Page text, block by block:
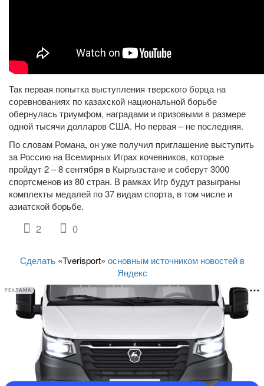
Так первая попытка выступления тверского борца на
соревнованиях по казахской национальной борьбе
обернулась триумфом, наградами и призовыми в размере
одной тысячи долларов США. Но первая – не последняя.
По словам Романа, он уже получил приглашение выступить
за Россию на Всемирных Играх кочевников, которые
пройдут 2 – 8 сентября в Кыргызстане и соберут 3000
спортсменов из 80 стран. В рамках Игр будут разыграны
комплекты медалей по 37 видам спорта, в том числе и
азиатской борьбе.
2 0
Сделать «Tverisport» основным источником новостей в
Яндекс
РЕКЛАМА